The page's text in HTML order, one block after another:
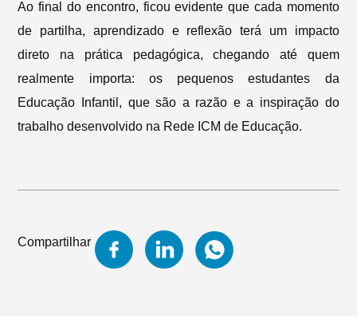
Ao final do encontro, ficou evidente que cada momento
de partilha, aprendizado e reflexão terá um impacto
direto na prática pedagógica, chegando até quem
realmente importa: os pequenos estudantes da
Educação Infantil, que são a razão e a inspiração do
trabalho desenvolvido na Rede ICM de Educação.
Compartilhar